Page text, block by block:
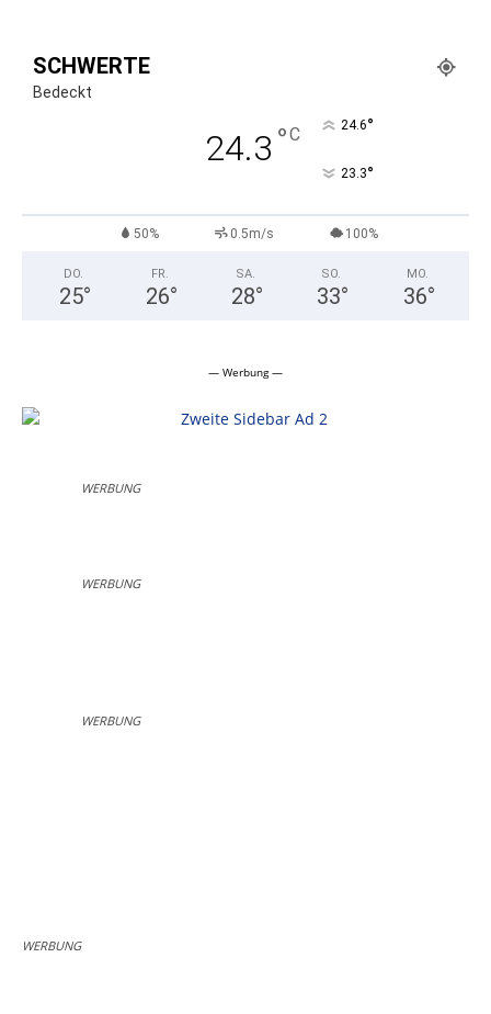
SCHWERTE
Bedeckt
24.3 °C 24.6°
23.3°
50% 0.5m/s 100%
DO.
25°
FR.
26°
SA.
28°
SO.
33°
MO.
36°
— Werbung —
WERBUNG
WERBUNG
WERBUNG
WERBUNG